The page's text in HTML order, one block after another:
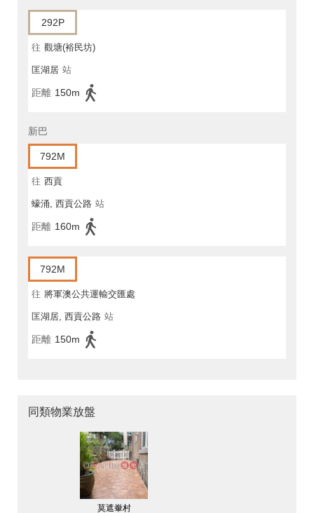
292P
往 觀塘(裕民坊)
匡湖居 站
距離 150m
新巴
792M
往 西貢
蠔涌, 西貢公路 站
距離 160m
792M
往 將軍澳公共運輸交匯處
匡湖居, 西貢公路 站
距離 150m
同類物業放盤
莫遮輋村